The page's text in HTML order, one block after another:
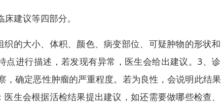
建议等四部分。
的大小、体积、颜色、病变部位、可疑肿物的形状
进行描述，若发现有异常，医生会给出建议。3、
确定恶性肿瘤的严重程度。若为良性，会说明此结
生会根据活检结果提出建议，如还需要做哪些检查